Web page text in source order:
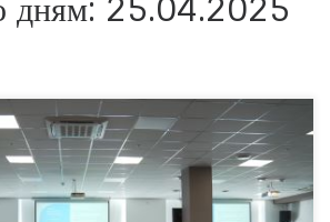
дням: 25.04.2025
в Санкт-Петербурге прошла научно-практическая